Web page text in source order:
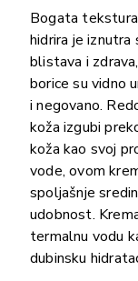
Bogata
hidrira je
blistava i
borice su vidno
i negovano.
koža izgubi
koža kao svoj
vode, ovom
spoljašnje
udobnost.
termalnu vodu
dubinsku